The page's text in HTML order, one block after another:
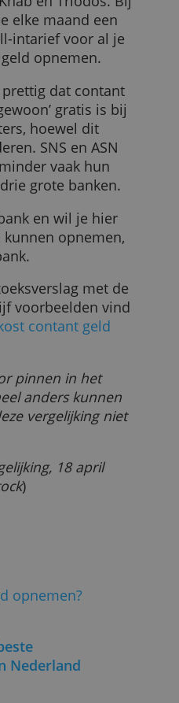
200 euro
nog altijd zonder
de bankrekening
wij aan?
vindt
een bank gebaat bent
meeste
een hekel aan
Ze onthouden ook
contant geld pinnen
correct vermeld in
of op de website
Knab en Triodos. Bij
je elke maand een
all-intarief voor al je
prettig dat contant
SNS en ASN
drie grote banken.
kunnen opnemen,
AFWIJZEN